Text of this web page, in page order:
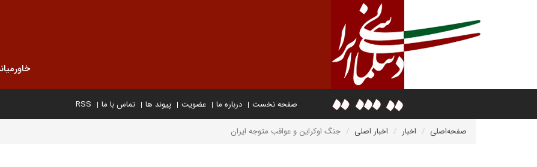
صفحه نخست درباره ما عضویت پیوند ها تماس با ما RSS
صفحه‌اصلی اخبار اخبار اصلی جنگ اوکراین و عواقب متوجه ایران